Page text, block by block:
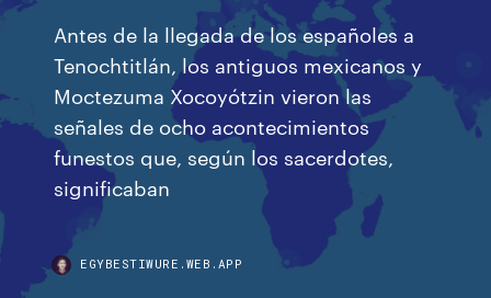
Antes de la llegada de los españoles a
Tenochtitlán, los antiguos mexicanos y
Moctezuma Xocoyótzin vieron las
señales de ocho acontecimientos
funestos que, según los sacerdotes,
significaban
EGYBESTIWURE.WEB.APP